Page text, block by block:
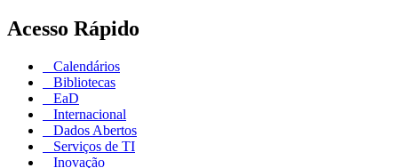
Acesso Rápido
Calendários
Bibliotecas
EaD
Internacional
Dados Abertos
Serviços de TI
Inovação